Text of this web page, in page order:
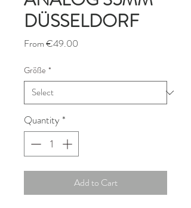
DÜSSELDORF
From€49.00
Größe *
Quantity*
Add to Cart